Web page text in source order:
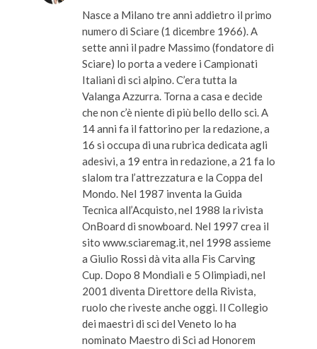
Nasce a Milano tre anni addietro il primo
numero di Sciare (1 dicembre 1966). A
sette anni il padre Massimo (fondatore di
Sciare) lo porta a vedere i Campionati
Italiani di sci alpino. C’era tutta la
Valanga Azzurra. Torna a casa e decide
che non c’è niente di più bello dello sci. A
14 anni fa il fattorino per la redazione, a
16 si occupa di una rubrica dedicata agli
adesivi, a 19 entra in redazione, a 21 fa lo
slalom tra l’attrezzatura e la Coppa del
Mondo. Nel 1987 inventa la Guida
Tecnica all’Acquisto, nel 1988 la rivista
OnBoard di snowboard. Nel 1997 crea il
sito www.sciaremag.it, nel 1998 assieme
a Giulio Rossi dà vita alla Fis Carving
Cup. Dopo 8 Mondiali e 5 Olimpiadi, nel
2001 diventa Direttore della Rivista,
ruolo che riveste anche oggi. Il Collegio
dei maestri di sci del Veneto lo ha
nominato Maestro di Sci ad Honorem